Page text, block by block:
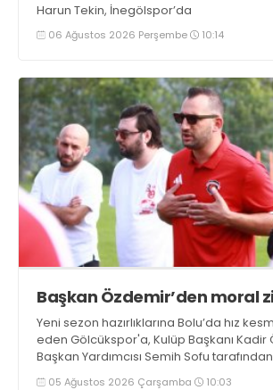
Harun Tekin, İnegölspor’da
06 Ağustos 2026 Perşembe 10:14
Başkan Özdemir’den moral
Yeni sezon hazırlıklarına Bolu’da hız
eden Gölcükspor'a, Kulüp Başkanı Kadir
Başkan Yardımcısı Semih Sofu
moral ziyareti gerçekleştirildi
05 Ağustos 2026 Çarşamba 10:03